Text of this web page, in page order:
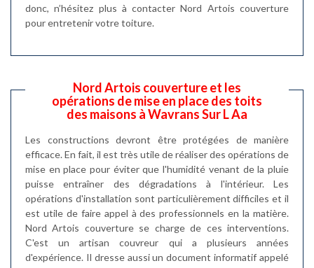
donc, n’hésitez plus à contacter Nord Artois couverture
pour entretenir votre toiture.
Nord Artois couverture et les
opérations de mise en place des toits
des maisons à Wavrans Sur L Aa
Les constructions devront être protégées de manière
efficace. En fait, il est très utile de réaliser des opérations de
mise en place pour éviter que l'humidité venant de la pluie
puisse entraîner des dégradations à l'intérieur. Les
opérations d'installation sont particulièrement difficiles et il
est utile de faire appel à des professionnels en la matière.
Nord Artois couverture se charge de ces interventions.
C'est un artisan couvreur qui a plusieurs années
d'expérience. Il dresse aussi un document informatif appelé